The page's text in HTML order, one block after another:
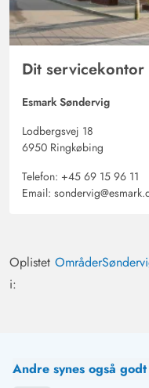
Dit
Esmark Søndervig
Lodbergsvej 18
6950 Ringkøbing
Telefon: +45 69 15 96 11
Email:
Oplistet
i:
Områder
Andre synes også